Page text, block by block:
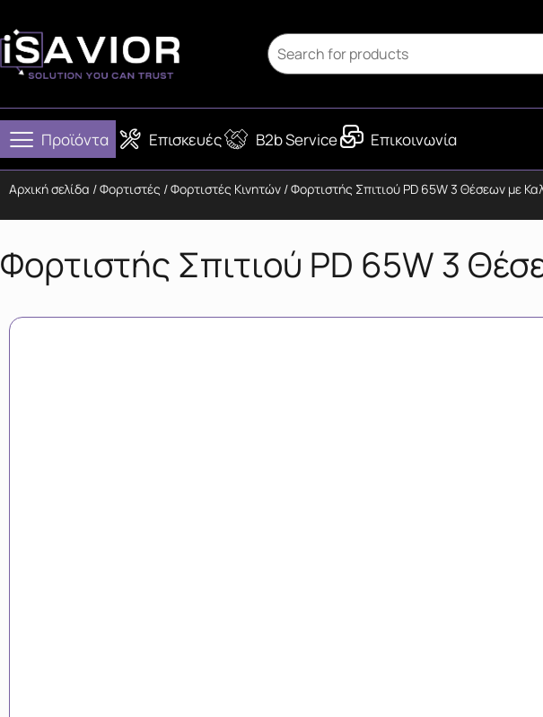
Προϊόντα Επισκευές B2b Service Επικοινωνία
Αρχική σελίδα /Φορτιστές /Φορτιστές Κινητών / Φορτιστής Σπιτιού PD 65W 3 Θέσεων με
Φορτιστής Σπιτιού PD 65W 3